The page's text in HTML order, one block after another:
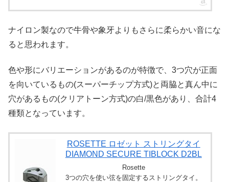
ナイロン製なので牛骨や象牙よりもさらに柔らかい音にな
ると思われます。
色や形にバリエーションがあるのが特徴で、3つ穴が正面
を向いているもの(スーパーチップ方式)と両脇と真ん中に
穴があるもの(クリアトーン方式)の白/黒色があり、合計4
種類となっています。
ROSETTE ロゼット ストリングタイ
DIAMOND SECURE TIBLOCK D2BL
Rosette
3つの穴を使い弦を固定するストリングタイ。